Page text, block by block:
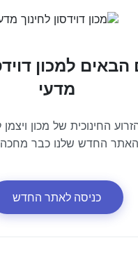
הבאים למכון
מדעי
החינוכית של מכון
האתר החדש שלנו כבר
כניסה לאתר החדש